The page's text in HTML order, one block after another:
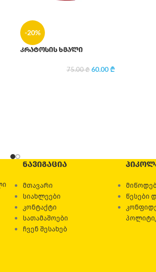
-20%
კრატოსის ხმალი
75.00₾ 60.00₾
ᲜᲐᲕᲘᲒᲐᲪᲘᲐ
მთავარი
სიახლეები
კონტაქტი
სათამაშოები
ჩვენ შესახებ
წესები